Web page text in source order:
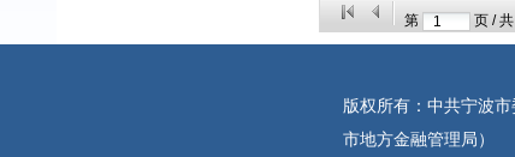
第 页 /
版权所有：中共宁波
市地方金融管理局）